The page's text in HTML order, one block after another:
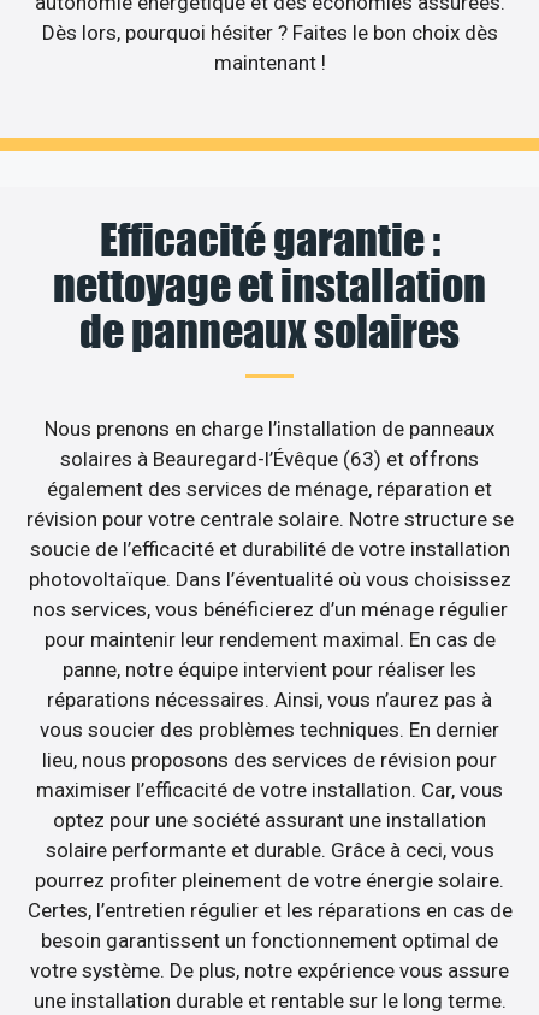
Dès lors, pourquoi hésiter ? Faites le bon choix dès
maintenant !
Efficacité garantie :
nettoyage et installation
de panneaux solaires
Nous prenons en charge l’installation de panneaux
solaires à Beauregard-l’Évêque (63) et offrons
également des services de ménage, réparation et
révision pour votre centrale solaire. Notre structure se
soucie de l’efficacité et durabilité de votre installation
photovoltaïque. Dans l’éventualité où vous choisissez
nos services, vous bénéficierez d’un ménage régulier
pour maintenir leur rendement maximal. En cas de
panne, notre équipe intervient pour réaliser les
réparations nécessaires. Ainsi, vous n’aurez pas à
vous soucier des problèmes techniques. En dernier
lieu, nous proposons des services de révision pour
maximiser l’efficacité de votre installation. Car, vous
optez pour une société assurant une installation
solaire performante et durable. Grâce à ceci, vous
pourrez profiter pleinement de votre énergie solaire.
Certes, l’entretien régulier et les réparations en cas de
besoin garantissent un fonctionnement optimal de
votre système. De plus, notre expérience vous assure
une installation durable et rentable sur le long terme.